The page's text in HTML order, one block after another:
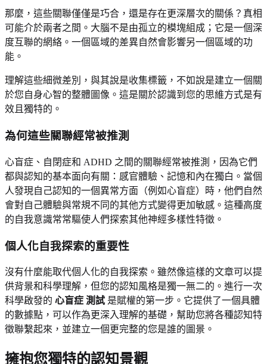
那麼，這些關聯僅僅是巧合，還是存在更深層次的關係？真相
可能介於兩者之間。大腦不是由孤立的模塊組成；它是一個深
度互聯的網絡。一個區域的差異自然會影響另一個區域的功
能。
理解這些細微差別，與其說是收集標籤，不如說是建立一個關
於您自身心智的整體圖像。這是關於認識到您的思維方式是有
效且獨特的。
為何這些關聯經常被推測
心盲症、自閉症和 ADHD 之間的關聯經常被推測，因為它們
都與認知的基本面向有關：感官體驗、記憶和內在獨白。當個
人發現自己認知的一個異常方面（例如心盲症）時，他們自然
會對自己體驗與常規不同的其他方式變得更加敏感。這種高度
的自我意識常常驅使人們探索其他神經多樣性特徵。
個人化自我探索的重要性
沒有什麼能取代個人化的自我探索。雖然像這樣的文章可以提
供背景和科學理解，但您的認知風格是獨一無二的。進行一次
科學啟發的 心盲症 測試 是賦權的第一步。它提供了一個具體
的數據點，可以作為更深入理解的基礎，幫助您將各種認知特
徵聯繫起來，並建立一個更完整的您是誰的圖景。
擁抱您獨特的認知景觀